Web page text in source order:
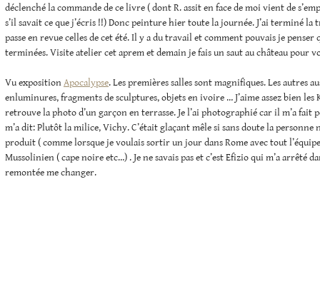
déclenché la commande de ce livre ( dont R. assit en face de moi vient de
s’il savait ce que j’écris !!) Donc peinture hier toute la journée. J’ai terminé la
passe en revue celles de cet été. Il y a du travail et comment pouvais je penser
terminées. Visite atelier cet aprem et demain je fais un saut au château pour
Vu expositionApocalypse. Les premières salles sont magnifiques. Les autres
enluminures, fragments de sculptures, objets en ivoire … J’aime assez bien les
retrouve la photo d’un garçon en terrasse. Je l’ai photographié car il m’a fait
m’a dit: Plutôt la milice, Vichy. C’était glaçant mêle si sans doute la personne
produit ( comme lorsque je voulais sortir un jour dans Rome avec tout
Mussolinien ( cape noire etc…) . Je ne savais pas et c’est Efizio qui m’a arrêté
remontée me changer.